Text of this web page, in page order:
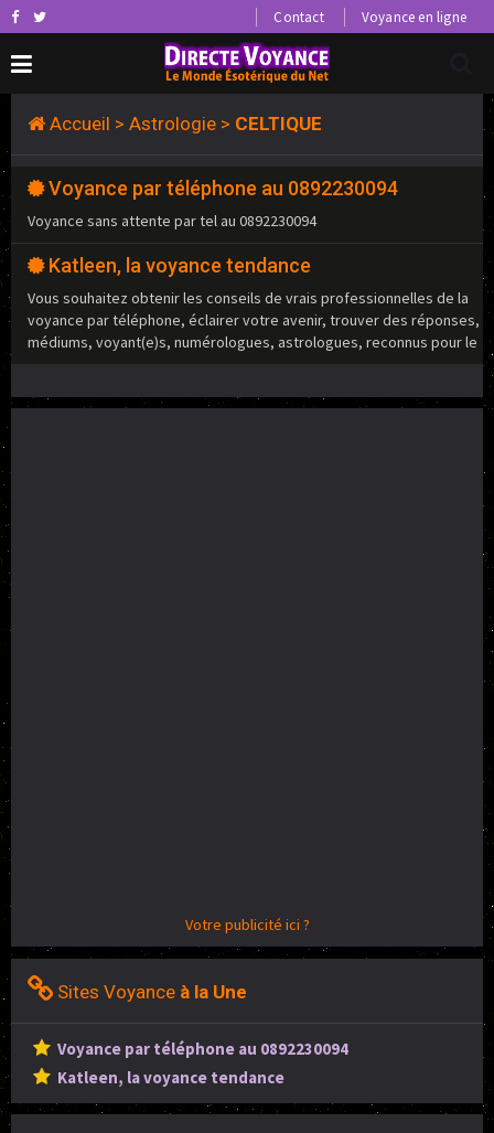
Contact Voyance en ligne
Accueil > Astrologie > CELTIQUE
Voyance par téléphone au 0892230094
Voyance sans attente par tel au 0892230094
Katleen, la voyance tendance
Vous souhaitez obtenir les conseils de vrais professionnelles de la
voyance par téléphone, éclairer votre avenir, trouver des réponses,
médiums, voyant(e)s, numérologues, astrologues, reconnus pour le
Votre publicité ici ?
Sites Voyance à la Une
Voyance par téléphone au 0892230094
Katleen, la voyance tendance